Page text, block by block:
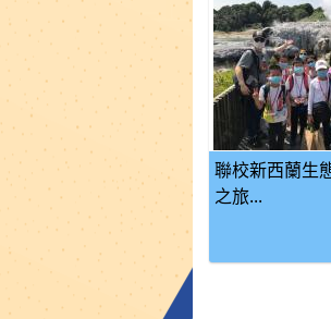
聯校新西蘭生
之旅...